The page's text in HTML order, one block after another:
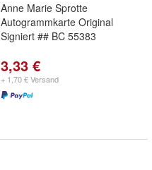
Anne Marie Sprotte
Autogrammkarte Original
Signiert ## BC 55383
3,33 €
+ 1,70 € Versand